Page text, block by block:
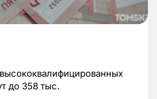
до 358 тыс.